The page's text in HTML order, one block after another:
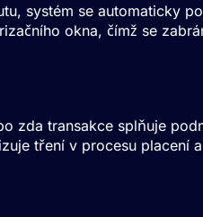
systém se automaticky
okna, čímž se
zda transakce splňuje
tření v procesu placení